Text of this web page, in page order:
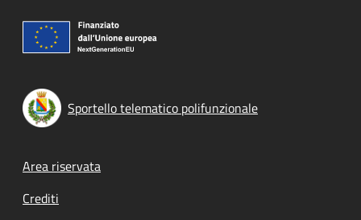
Sportello telematico polifunzionale
Footer menu
Area riservata
Crediti